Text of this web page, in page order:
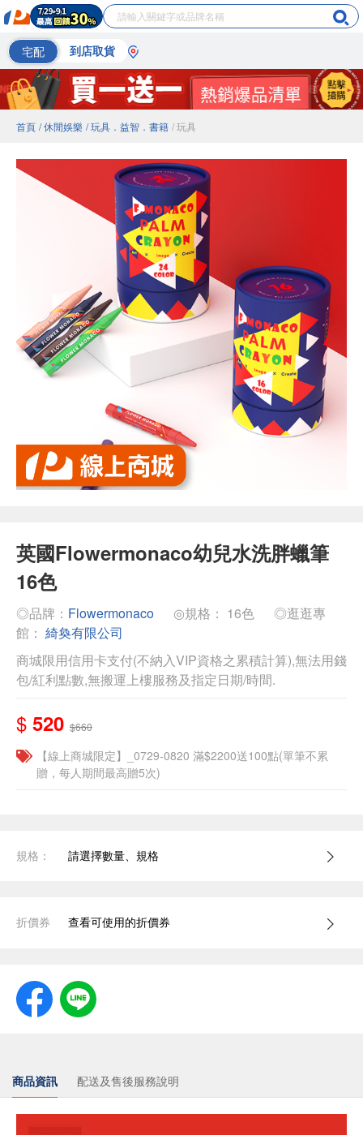
宅配 到店取貨
首頁 / 休閒娛樂 / 玩具．益智．書籍 / 玩具
英國Flowermonaco幼兒水洗胖蠟筆
16色
◎品牌： Flowermonaco ◎規格： 16色
◎逛逛專
館： 綺奐有限公司
商城限用信用卡支付(不納入VIP資格之累積計算),無法用錢
包/紅利點數,無搬運上樓服務及指定日期/時間.
$ 520 $660
【線上商城限定】_0729-0820 滿$2200送100點(單筆不累
贈，每人期間最高贈5次)
規格： 請選擇數量、規格
折價券 查看可使用的折價券
商品資訊 配送及售後服務說明